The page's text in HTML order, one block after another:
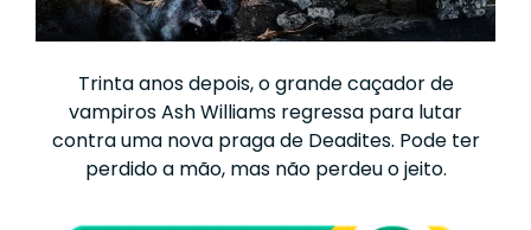
Trinta anos depois, o grande caçador de
vampiros Ash Williams regressa para lutar
contra uma nova praga de Deadites. Pode ter
perdido a mão, mas não perdeu o jeito.